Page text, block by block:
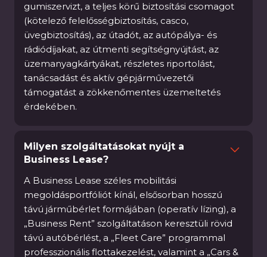
gumiszervizt, a teljes körű biztosítási csomagot
(kötelező felelősségbiztosítás, casco,
üvegbiztosítás), az útadót, az autópálya- és
rádiódíjakat, az útmenti segítségnyújtást, az
üzemanyagkártyákat, részletes riportolást,
tanácsadást és aktív gépjárművezetői
támogatást a zökkenőmentes üzemeltetés
érdekében.
Milyen szolgáltatásokat nyújt a
Business Lease?
A Business Lease széles mobilitási
megoldásportfóliót kínál, elsősorban hosszú
távú járműbérlet formájában (operatív lízing), a
„Business Rent” szolgáltatáson keresztüli rövid
távú autóbérlést, a „Fleet Care” programmal
professzionális flottakezelést, valamint a „Cars &